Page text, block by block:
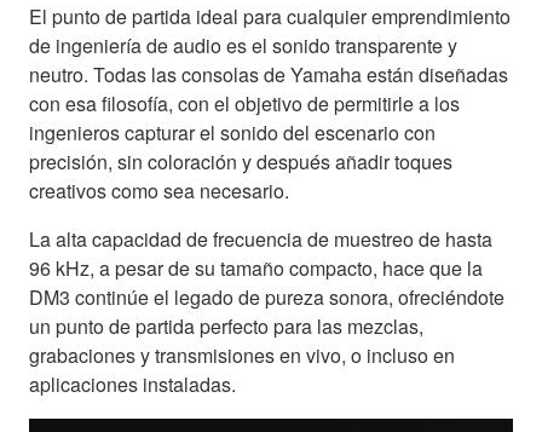
El punto de partida ideal para cualquier emprendimiento
de ingeniería de audio es el sonido transparente y
neutro. Todas las consolas de Yamaha están diseñadas
con esa filosofía, con el objetivo de permitirle a los
ingenieros capturar el sonido del escenario con
precisión, sin coloración y después añadir toques
creativos como sea necesario.
La alta capacidad de frecuencia de muestreo de hasta
96 kHz, a pesar de su tamaño compacto, hace que la
DM3 continúe el legado de pureza sonora, ofreciéndote
un punto de partida perfecto para las mezclas,
grabaciones y transmisiones en vivo, o incluso en
aplicaciones instaladas.